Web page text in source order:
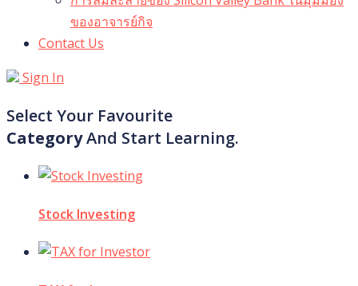
ของอาจารย์กิจ
Contact Us
Sign In
Select Your Favourite
CategoryAnd Start Learning.
Stock Investing